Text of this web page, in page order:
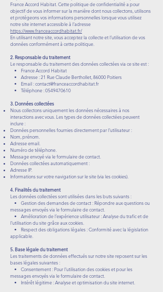
France Accord Habitat. Cette politique de confidentialité a pour
objectif de vous informer sur la manière dont nous collectons, utilisons
et protégeons vos informations personnelles lorsque vous utilisez
notre site internet accessible à l’adresse
https://www.franceaccordhabitat.fr/
En utilisant notre site, vous acceptez la collecte et l’utilisation de vos
données conformément à cette politique.
2. Responsable du traitement
Le responsable du traitement des données collectées via ce site est :
• France Accord Habitat
• Adresse : 21 Rue Claude Berthollet, 86000 Poitiers
• Email :contact@franceaccordhabitat.fr
• Téléphone :0549470610
3. Données collectées
Nous collectons uniquement les données nécessaires à nos
interactions avec vous. Les types de données collectées peuvent
inclure :
Données personnelles fournies directement par l’utilisateur :
Nom, prénom.
Adresse email.
Numéro de téléphone.
Message envoyé via le formulaire de contact.
Données collectées automatiquement :
Adresse IP.
Informations sur votre navigation sur le site (via les cookies).
4. Finalités du traitement
Les données collectées sont utilisées dans les buts suivants :
• Gestion des demandes de contact : Répondre aux questions ou
messages envoyés via le formulaire de contact.
• Amélioration de l’expérience utilisateur : Analyse du trafic et de
l’utilisation du site grâce aux cookies.
• Respect des obligations légales : Conformité avec la législation
applicable.
5. Base légale du traitement
Les traitements de données effectués sur notre site reposent sur les
bases légales suivantes :
• Consentement : Pour l’utilisation des cookies et pour les
messages envoyés via le formulaire de contact.
• Intérêt légitime : Analyse et optimisation du site internet.